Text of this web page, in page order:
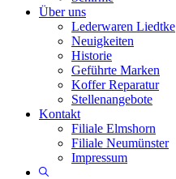
Über uns
Lederwaren Liedtke
Neuigkeiten
Historie
Geführte Marken
Koffer Reparatur
Stellenangebote
Kontakt
Filiale Elmshorn
Filiale Neumünster
Impressum